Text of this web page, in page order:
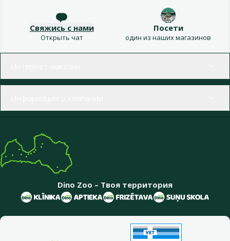
Свяжись с нами
Открыть чат
Посети
один из наших магазинов
Dino Zoo – Твоя территория